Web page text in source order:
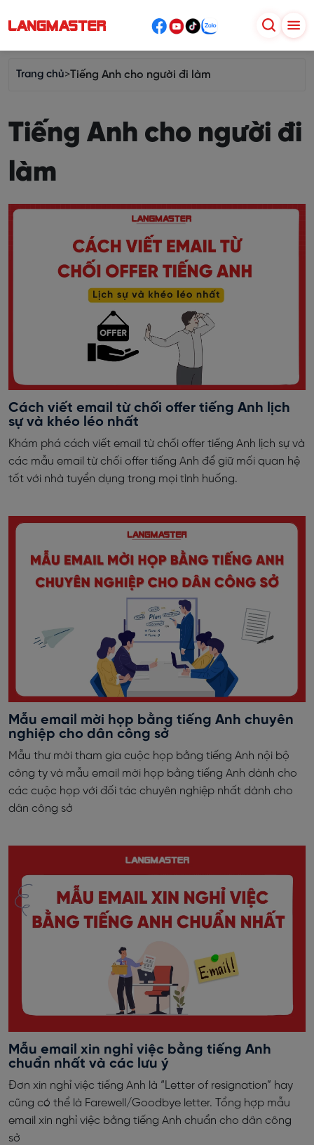
Trang chủ>Tiếng Anh cho người đi làm
Tiếng Anh cho người đi
làm
Cách viết email từ chối offer tiếng Anh lịch
sự và khéo léo nhất
Khám phá cách viết email từ chối offer tiếng Anh lịch sự và
các mẫu email từ chối offer tiếng Anh để giữ mối quan hệ
tốt với nhà tuyển dụng trong mọi tình huống.
Mẫu email mời họp bằng tiếng Anh chuyên
nghiệp cho dân công sở
Mẫu thư mời tham gia cuộc họp bằng tiếng Anh nội bộ
công ty và mẫu email mời họp bằng tiếng Anh dành cho
các cuộc họp với đối tác chuyên nghiệp nhất dành cho
dân công sở
Mẫu email xin nghỉ việc bằng tiếng Anh
chuẩn nhất và các lưu ý
Đơn xin nghỉ việc tiếng Anh là “Letter of resignation” hay
cũng có thể là Farewell/Goodbye letter. Tổng hợp mẫu
email xin nghỉ việc bằng tiếng Anh chuẩn cho dân công
sở